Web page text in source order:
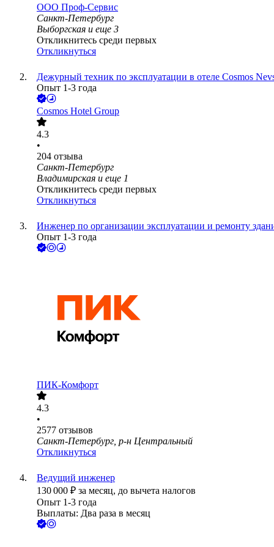
ООО Проф-Сервис
Санкт-Петербург
Выборгская и еще 3
Откликнитесь среди первых
Откликнуться
Дежурный техник по эксплуатации в отеле Cosmos
Опыт 1-3 года
Cosmos Hotel Group
4.3
•
204 отзыва
Санкт-Петербург
Владимирская и еще 1
Откликнитесь среди первых
Откликнуться
Инженер по организации эксплуатации и ремонту
Опыт 1-3 года
ПИК-Комфорт
4.3
•
2577 отзывов
Санкт-Петербург, р-н Центральный
Откликнуться
Ведущий инженер
130 000 ₽ за месяц, до вычета налогов
Опыт 1-3 года
Выплаты: Два раза в месяц